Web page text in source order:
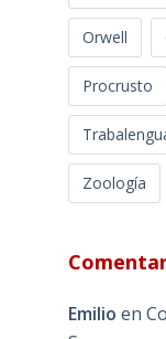
Orwell
Procrusto
Zoología
Emilio en